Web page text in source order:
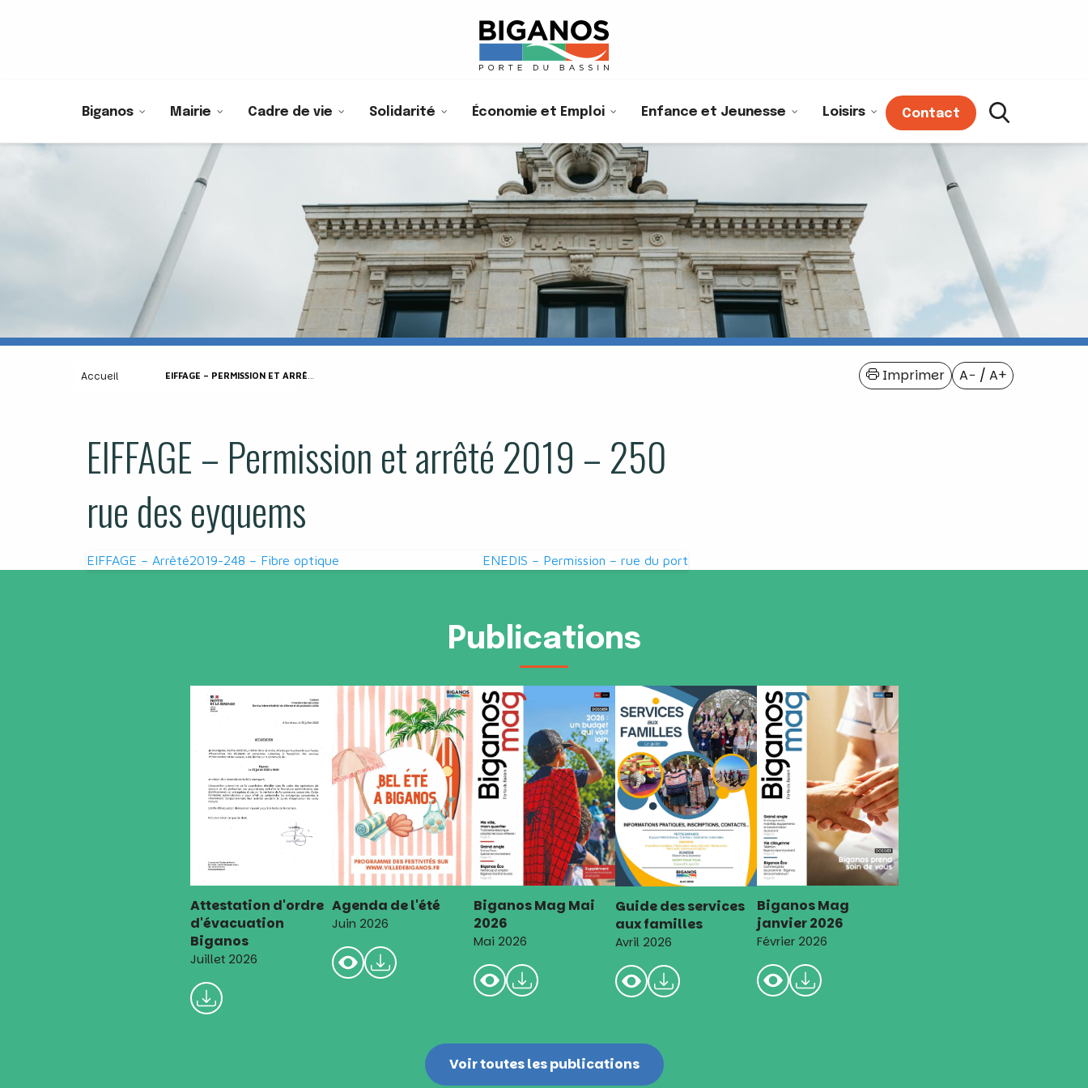
Biganos Mairie Cadre de vie Solidarité Économie et Emploi Enfance et Jeunesse Loisirs Contact
Accueil EIFFAGE – PERMISSION ET ARRÊTÉ 2019 – 250 RUE DES EYQUEMS A− / A+
Imprimer
EIFFAGE – Permission et arrêté 2019 – 250
rue des eyquems
Navigation
EIFFAGE – Arrêté2019-248 – Fibre optique ENEDIS – Permission – rue du port
Publications
Attestation d'ordre
d'évacuation
Biganos
Juillet 2026
Agenda de l'été
Juin 2026
Biganos Mag Mai
2026
Mai 2026
Guide des services
aux familles
Avril 2026
Biganos Mag
janvier 2026
Février 2026
Voir toutes les publications